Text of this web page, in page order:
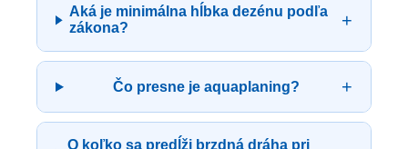
Aká je minimálna hĺbka dezénu podľa
zákona?
+
Čo presne je aquaplaning? +
O koľko sa predĺži brzdná dráha pri